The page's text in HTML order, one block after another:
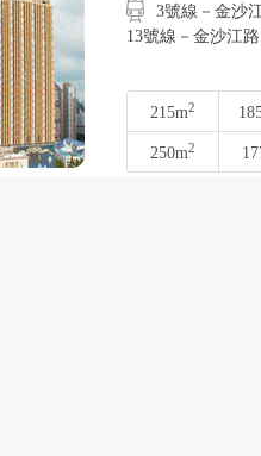
3號線－金沙江路
13號線－金沙江路
215m2
250m2